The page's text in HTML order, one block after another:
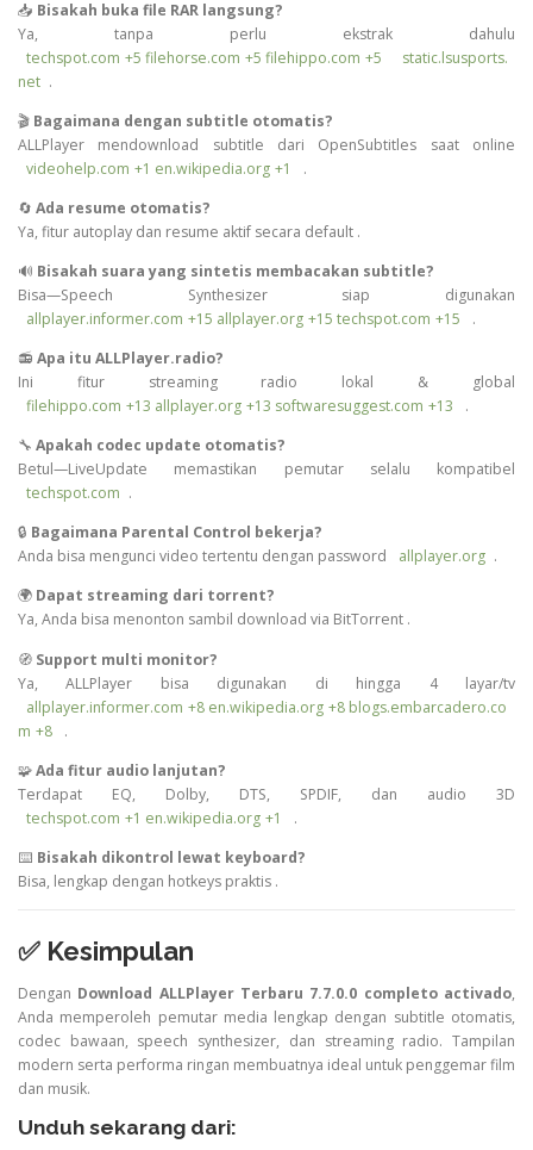
📥 Bisakah buka file RAR langsung?
Ya, tanpa perlu ekstrak dahulu
techspot.com +5 filehorse.com +5 filehippo.com +5
static.lsusports.
net .
🎬 Bagaimana dengan subtitle otomatis?
ALLPlayer mendownload subtitle dari OpenSubtitles saat online
videohelp.com +1 en.wikipedia.org +1
.
🔄 Ada resume otomatis?
Ya, fitur autoplay dan resume aktif secara default .
🔊 Bisakah suara yang sintetis membacakan subtitle?
Bisa—Speech Synthesizer siap digunakan
allplayer.informer.com +15 allplayer.org +15 techspot.com +15
.
📻 Apa itu ALLPlayer.radio?
Ini fitur streaming radio lokal & global
filehippo.com +13 allplayer.org +13 softwaresuggest.com +13
.
🔧 Apakah codec update otomatis?
Betul—LiveUpdate memastikan pemutar selalu kompatibel
techspot.com .
🔒 Bagaimana Parental Control bekerja?
Anda bisa mengunci video tertentu dengan password
allplayer.org .
🌍 Dapat streaming dari torrent?
Ya, Anda bisa menonton sambil download via BitTorrent .
🧭 Support multi monitor?
Ya, ALLPlayer bisa digunakan di hingga 4 layar/tv
allplayer.informer.com +8 en.wikipedia.org +8 blogs.embarcadero.co
m +8
.
🧩Ada fitur audio lanjutan?
Terdapat EQ, Dolby, DTS, SPDIF, dan audio 3D
techspot.com +1 en.wikipedia.org +1
.
⌨️ Bisakah dikontrol lewat keyboard?
Bisa, lengkap dengan hotkeys praktis .
✅ Kesimpulan
Dengan Download ALLPlayer Terbaru 7.7.0.0 completo activado,
Anda memperoleh pemutar media lengkap dengan subtitle otomatis,
codec bawaan, speech synthesizer, dan streaming radio. Tampilan
modern serta performa ringan membuatnya ideal untuk penggemar film
dan musik.
Unduh sekarang dari: